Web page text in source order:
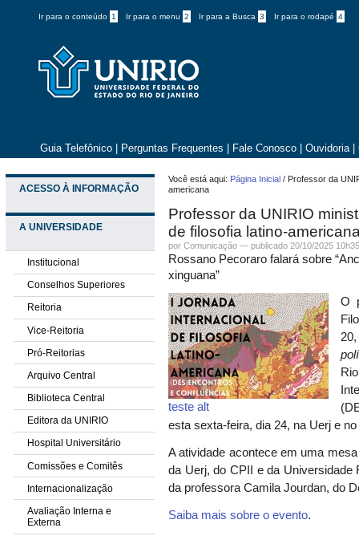
Ir para o conteúdo 1 Ir para o menu 2 Ir para a Busca 3 Ir para o rodapé 4
Guia Telefônico Perguntas Frequentes Fale Conosco Ouvidoria
ACESSO À INFORMAÇÃO
A UNIVERSIDADE
Institucional
Conselhos Superiores
Reitoria
Vice-Reitoria
Pró-Reitorias
Arquivo Central
Biblioteca Central
Editora da UNIRIO
Hospital Universitário
Comissões e Comitês
Internacionalização
Avaliação Interna e
Externa
Você está aqui: Página Inicial / Professor da
americana
Professor da UNIRIO
de filosofia latino-
porComunicação —publicado 20/10/2025
Rossano Pecoraro falará sobre
xinguana”
teste alt
O
esta sexta-feira, dia 24, na Uerj e
A atividade acontece em uma
da Uerj, do CPII e da
da professora Camila Jourdan, do
Saiba mais sobre o evento.